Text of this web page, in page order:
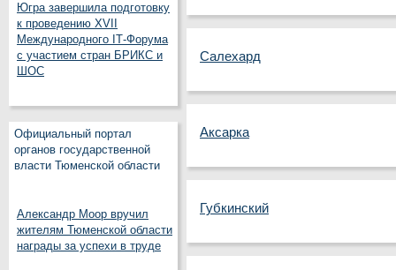
Югра завершила подготовку
к проведению XVII
Международного IT‑Форума
с участием стран БРИКС и
ШОС
Официальный портал
органов государственной
власти Тюменской области
Александр Моор вручил
жителям Тюменской области
награды за успехи в труде
Салехард
Аксарка
Губкинский